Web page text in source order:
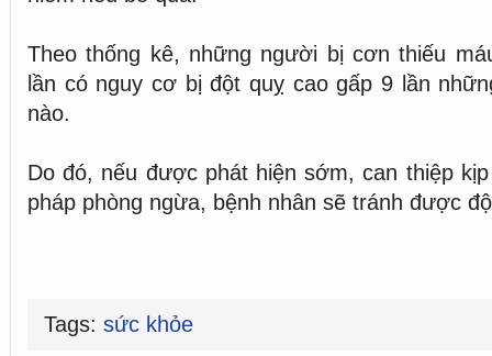
Theo thống kê, những người bị cơn thiếu
lần có nguy cơ bị đột quỵ cao gấp 9 lần
nào.
Do đó, nếu được phát hiện sớm, can thiệp
pháp phòng ngừa, bệnh nhân sẽ tránh được
Tags: sức khỏe